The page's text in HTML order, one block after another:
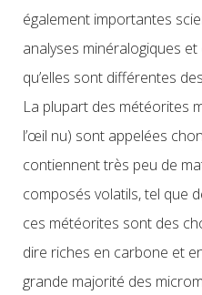
également importantes
analyses minéralogiques
qu’elles sont différentes
La plupart des météorites
l’œil nu) sont appelées
contiennent très peu de
composés volatils, tel que
ces météorites sont des
dire riches en carbone et
grande majorité des